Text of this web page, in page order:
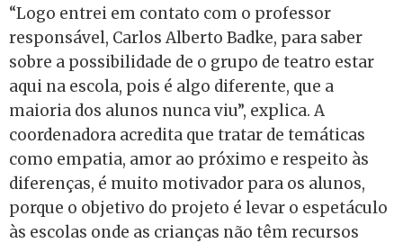
“Logo entrei em contato com o professor
responsável, Carlos Alberto Badke, para saber
sobre a possibilidade de o grupo de teatro estar
aqui na escola, pois é algo diferente, que a
maioria dos alunos nunca viu”, explica. A
coordenadora acredita que tratar de temáticas
como empatia, amor ao próximo e respeito às
diferenças, é muito motivador para os alunos,
porque o objetivo do projeto é levar o espetáculo
às escolas onde as crianças não têm recursos